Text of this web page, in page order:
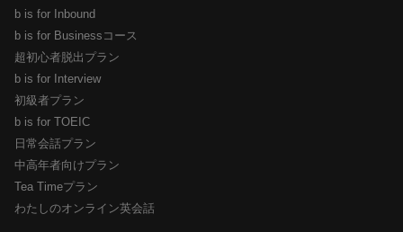
b is for Inbound
b is for Businessコース
超初心者脱出プラン
b is for Interview
初級者プラン
b is for TOEIC
日常会話プラン
中高年者向けプラン
Tea Timeプラン
わたしのオンライン英会話